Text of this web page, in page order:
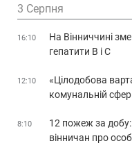
3 Серпня
16:10
На Вінниччині
гепатити В і С
12:10
«Цілодобова
комунальній
8:10
12 пожеж за
вінничан про